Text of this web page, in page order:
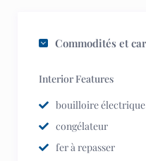
Commodités et
Interior Features
bouilloire électrique
congélateur
fer à repasser